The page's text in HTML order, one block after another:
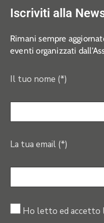
Iscriviti alla
Rimani sempre
eventi organizzati
Il tuo nome (*)
La tua email (*)
Ho letto ed accetto